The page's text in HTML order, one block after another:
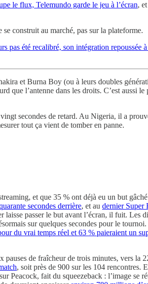
le flux, Telemundo garde le jeu à l’écran,
se construit au marché, pas sur la plateforme.
pas été recalibré, son intégration repoussée
et Burna Boy (ou à leurs doubles
que l’antenne dans les droits. C’est aussi
secondes de retard. Au Nigeria, il a
tout ça vient de tomber en panne.
et que 35 % ont déjà eu un but
secondes derrière, et au dernier Super
passer le but avant l’écran, il fuit. Les
sur quelques secondes pour le
du vrai temps réel et 63 % paieraient un
de fraîcheur de trois minutes, vers la
, soit près de 900 sur les 104 rencontres.
Peacock, fait du squeezeback : l’image se